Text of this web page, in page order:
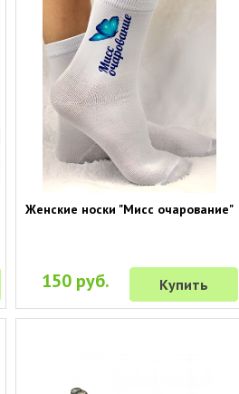
Женские носки "Мисс очарование"
150 руб. Купить